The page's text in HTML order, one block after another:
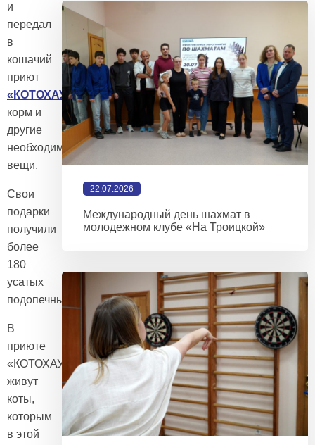
и
передал
в
кошачий
приют
«КОТОХАУС»
корм и
другие
необходимые
вещи.
Свои
подарки
получили
более
180
усатых
подопечных.
В
приюте
«КОТОХАУС»
живут
коты,
которым
в этой
22.07.2026
Международный день шахмат в
молодежном клубе «На Троицкой»